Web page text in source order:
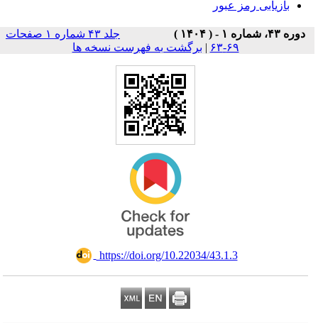
بازیابی رمز عبور
دوره ۴۳، شماره ۱ - ( ۱۴۰۴ )
جلد ۴۳ شماره ۱ صفحات
۶۹-۶۳
| برگشت به فهرست نسخه ها
‎ https://doi.org/10.22034/43.1.3